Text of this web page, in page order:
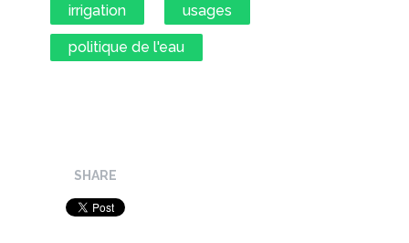
irrigation usages
politique de l'eau
SHARE